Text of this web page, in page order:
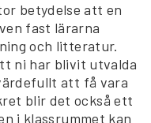
betydelse att en
fast lärarna
och litteratur.
ni har blivit utvalda
att få vara
blir det också ett
i klassrummet kan